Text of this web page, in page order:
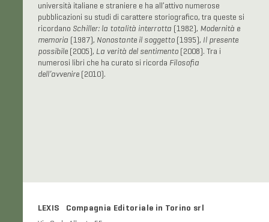
università italiane e straniere e ha all’attivo numerose
pubblicazioni su studi di carattere storiografico, tra queste si
ricordano Schiller: la totalità interrotta (1982), Modernità e
memoria (1987), Nonostante il soggetto(1995), Il presente
possibile(2005), La verità del sentimento
(2008). Tra i
numerosi libri che ha curato si ricorda Filosofia
dell’avvenire(2010).
LEXIS Compagnia Editoriale in Torino srl